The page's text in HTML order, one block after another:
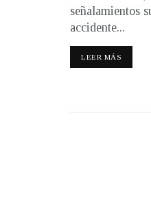
señalamientos
accidente...
LEER MÁS